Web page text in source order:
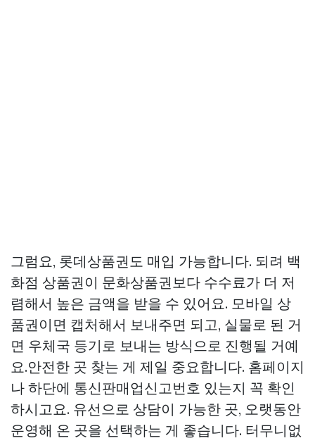
그럼요, 롯데상품권도 매입 가능합니다. 되려 백
화점 상품권이 문화상품권보다 수수료가 더 저
렴해서 높은 금액을 받을 수 있어요. 모바일 상
품권이면 캡처해서 보내주면 되고, 실물로 된 거
면 우체국 등기로 보내는 방식으로 진행될 거예
요.안전한 곳 찾는 게 제일 중요합니다. 홈페이지
나 하단에 통신판매업신고번호 있는지 꼭 확인
하시고요. 유선으로 상담이 가능한 곳, 오랫동안
운영해 온 곳을 선택하는 게 좋습니다. 터무니없